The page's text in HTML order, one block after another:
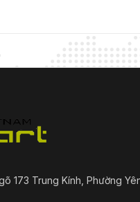
173 Trung Kính, Phường